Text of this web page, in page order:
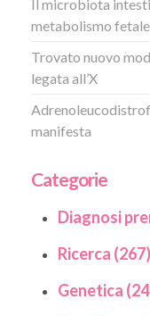
Il microbiota
metabolismo fetale
Trovato nuovo
legata all’X
manifesta
Categorie
Diagnosi
Ricerca (267)
Genetica